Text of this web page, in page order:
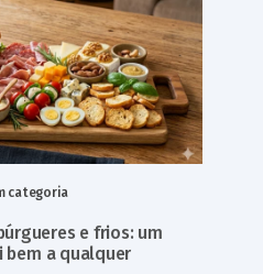
categoria
e frios: um
bem a qualquer